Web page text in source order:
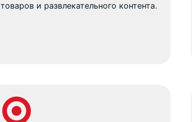
товаров и развлекательного контента.